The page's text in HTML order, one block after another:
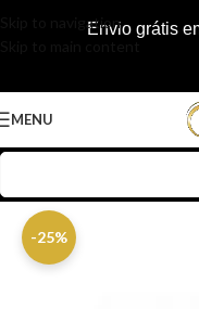
Skip to navigationEnvio grátis
MENU
-25%